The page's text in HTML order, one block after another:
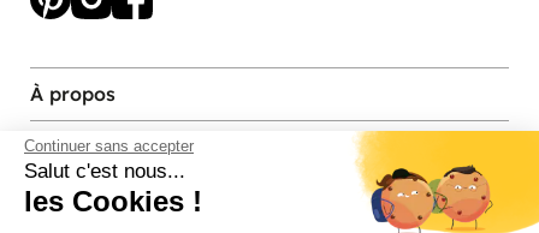
Continuer sans accepter
Salut c'est nous...
les Cookies !
À propos
Services et contact
Magasins et Showrooms